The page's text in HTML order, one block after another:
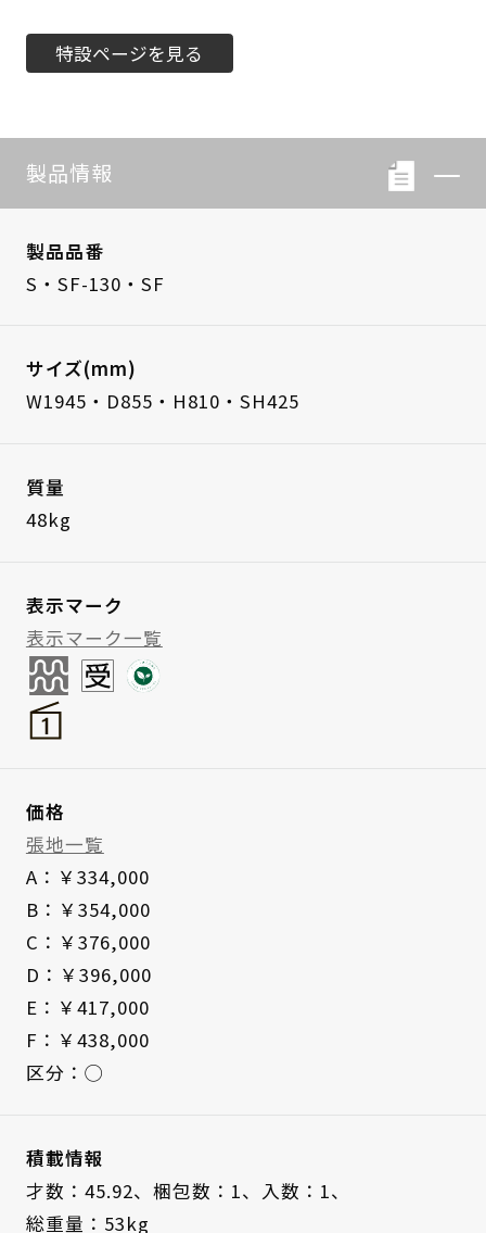
特設ページを見る
製品情報
製品品番
S・SF-130・SF
サイズ(mm)
W1945・D855・H810・SH425
質量
48kg
表示マーク
表示マーク一覧
価格
張地一覧
A：￥334,000
B：￥354,000
C：￥376,000
D：￥396,000
E：￥417,000
F：￥438,000
区分：◯
積載情報
才数：45.92、 梱包数：1、
入数：1、
総重量：53kg